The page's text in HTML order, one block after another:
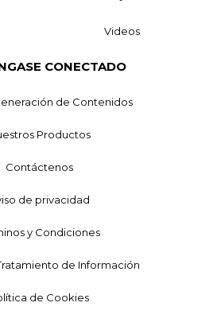
Videos
CONECTADO
de Contenidos
Productos
Contáctenos
de privacidad
y Condiciones
de Información
de Cookies